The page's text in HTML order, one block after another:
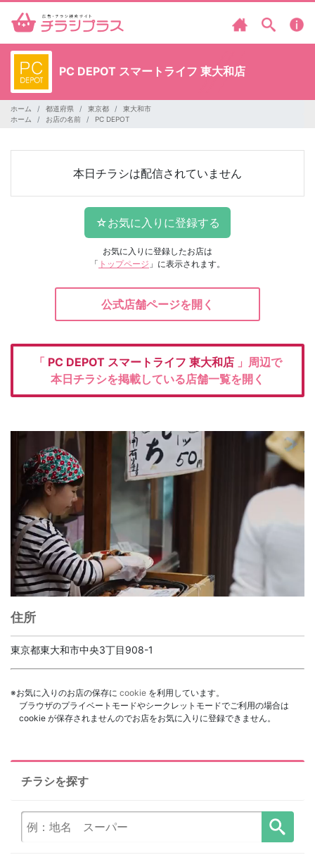
PC DEPOT スマートライフ 東大和店
ホーム 都道府県 東京都
東大和市
ホーム
お店の名前 PC DEPOT
本日チラシは配信されていません
お気に入りに登録したお店は
「 トップページ 」に表示されます。
公式店舗ページを開く
「 PC DEPOT スマートライフ 東大和店 」周辺で
本日チラシを掲載している店舗一覧を開く
住所
東京都東大和市中央3丁目908-1
※お気に入りのお店の保存に cookie を利用しています。
ブラウザのプライベートモードやシークレットモードでご利用の場合は
cookie が保存されませんのでお店をお気に入りに登録できません。
チラシを探す